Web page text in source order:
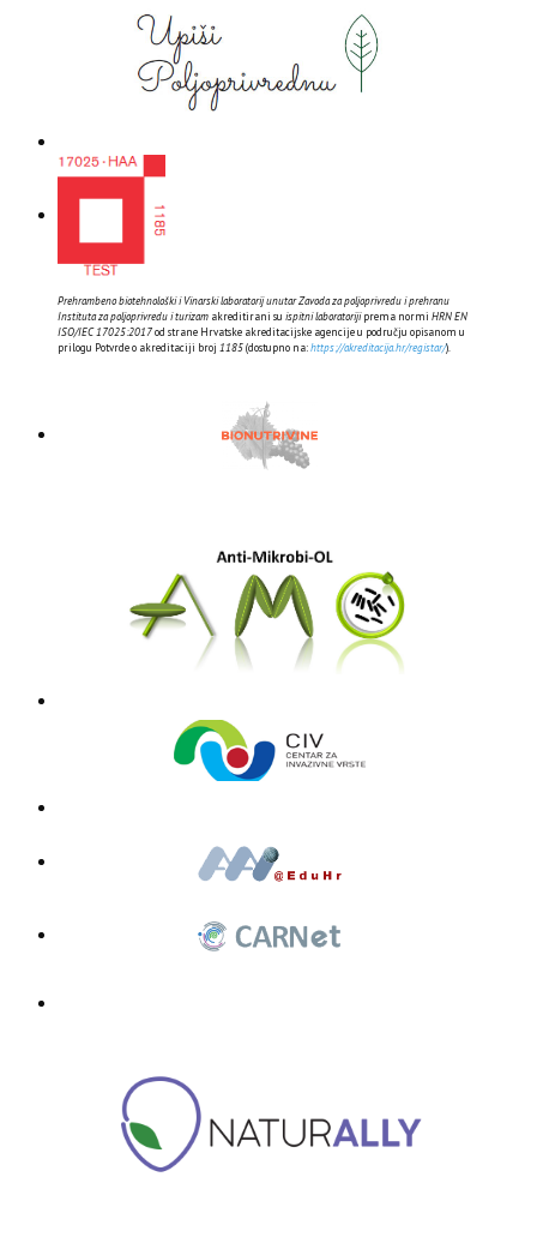
Prehrambeno biotehnološki i Vinarski laboratorij unutar Zavoda za poljoprivredu i prehranu
Instituta za poljoprivredu i turizam akreditirani su ispitni laboratorijiprema normi HRN EN
ISO/IEC 17025:2017od strane Hrvatske akreditacijske agencije u području opisanom u
prilogu Potvrde o akreditaciji broj 1185(dostupno na:https://akreditacija.hr/registar/).